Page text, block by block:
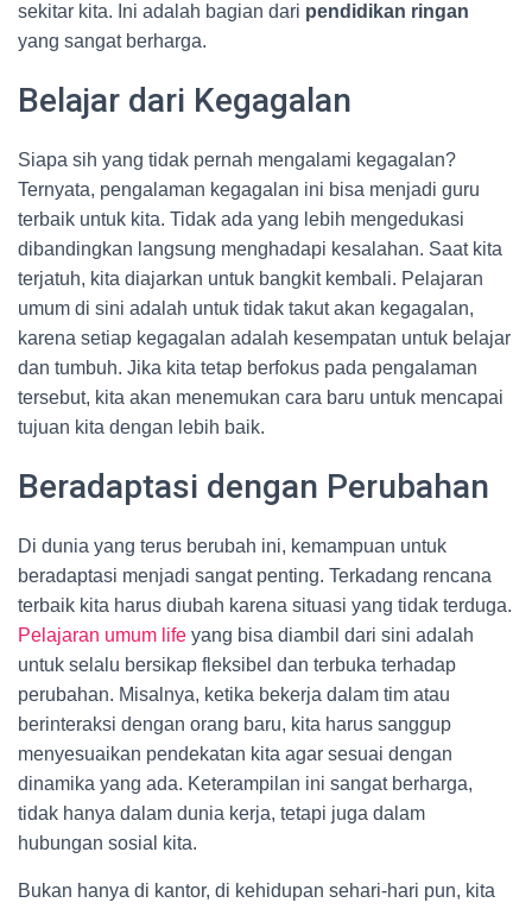
sekitar kita. Ini adalah bagian dari pendidikan ringan
yang sangat berharga.
Belajar dari Kegagalan
Siapa sih yang tidak pernah mengalami kegagalan?
Ternyata, pengalaman kegagalan ini bisa menjadi guru
terbaik untuk kita. Tidak ada yang lebih mengedukasi
dibandingkan langsung menghadapi kesalahan. Saat kita
terjatuh, kita diajarkan untuk bangkit kembali. Pelajaran
umum di sini adalah untuk tidak takut akan kegagalan,
karena setiap kegagalan adalah kesempatan untuk belajar
dan tumbuh. Jika kita tetap berfokus pada pengalaman
tersebut, kita akan menemukan cara baru untuk mencapai
tujuan kita dengan lebih baik.
Beradaptasi dengan Perubahan
Di dunia yang terus berubah ini, kemampuan untuk
beradaptasi menjadi sangat penting. Terkadang rencana
terbaik kita harus diubah karena situasi yang tidak terduga.
Pelajaran umum life yang bisa diambil dari sini adalah
untuk selalu bersikap fleksibel dan terbuka terhadap
perubahan. Misalnya, ketika bekerja dalam tim atau
berinteraksi dengan orang baru, kita harus sanggup
menyesuaikan pendekatan kita agar sesuai dengan
dinamika yang ada. Keterampilan ini sangat berharga,
tidak hanya dalam dunia kerja, tetapi juga dalam
hubungan sosial kita.
Bukan hanya di kantor, di kehidupan sehari-hari pun, kita